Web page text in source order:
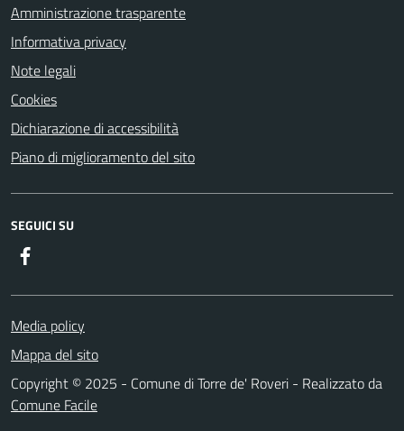
Amministrazione trasparente
Informativa privacy
Note legali
Cookies
Dichiarazione di accessibilità
Piano di miglioramento del sito
SEGUICI SU
Media policy
Mappa del sito
Copyright © 2025 - Comune di Torre de' Roveri - Realizzato da
Comune Facile